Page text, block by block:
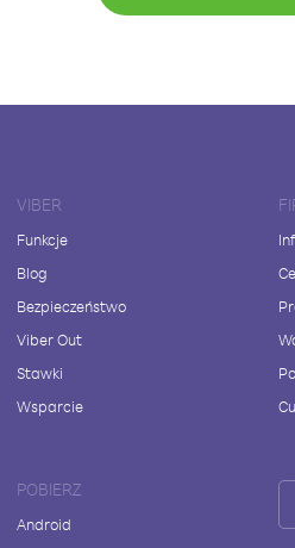
VIBER
Funkcje
Blog
Bezpieczeństwo
Viber Out
Stawki
Wsparcie
POBIERZ
Android